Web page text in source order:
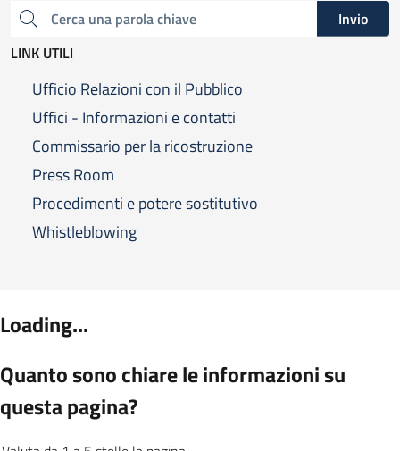
Cerca una parola chiave
Invio
LINK UTILI
Ufficio Relazioni con il Pubblico
Uffici - Informazioni e contatti
Commissario per la ricostruzione
Press Room
Procedimenti e potere sostitutivo
Whistleblowing